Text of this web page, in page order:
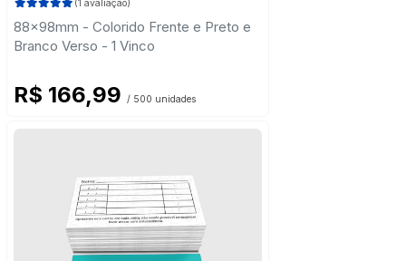
(1 avaliação)
88x98mm - Colorido Frente e Preto e
Branco Verso - 1 Vinco
R$ 166,99 / 500 unidades